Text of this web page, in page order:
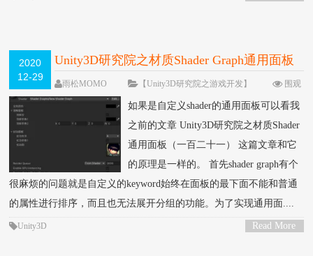
2020
12-29
Unity3D研究院之材质Shader Graph通用面板
（一百二十三）
雨松MOMO 【Unity3D研究院之游戏开发】
围观
5895次
留下评论
如果是自定义shader的通用面板可以看我
之前的文章 Unity3D研究院之材质Shader
通用面板（一百二十一） 这篇文章和它
的原理是一样的。 首先shader graph有个
很麻烦的问题就是自定义的keyword始终在面板的最下面不能和普通
的属性进行排序，而且也无法展开分组的功能。为了实现通用面....
Read More
Unity3D